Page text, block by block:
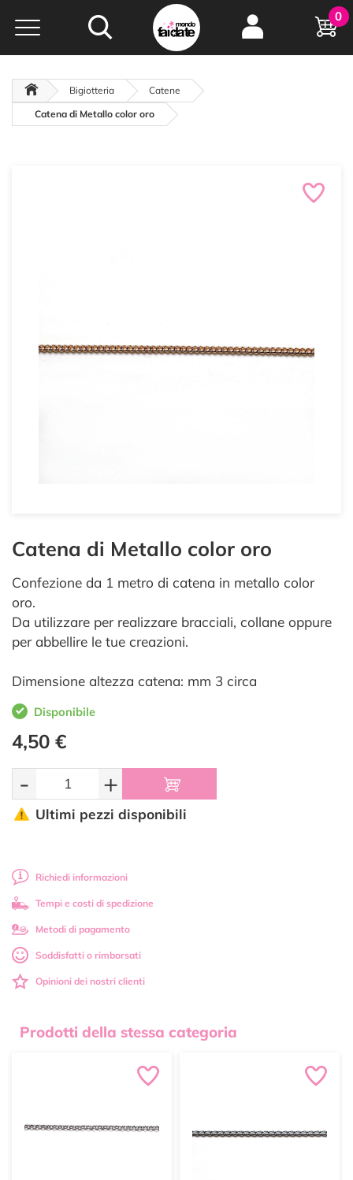
Hobby e
creatività...
0
Bigiotteria
Catene
Catena di Metallo color oro
Catena di Metallo color oro
Confezione da 1 metro di catena in metallo color
oro.
Da utilizzare per realizzare bracciali, collane oppure
per abbellire le tue creazioni.
Dimensione altezza catena: mm 3 circa
Disponibile
4,50 €
- +
Ultimi pezzi disponibili
Richiedi informazioni
Tempi e costi di spedizione
Metodi di pagamento
Soddisfatti o rimborsati
Opinioni dei nostri clienti
Prodotti della stessa categoria